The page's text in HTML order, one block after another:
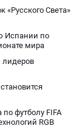
Света»
Испании по
мира
лидеров
футболу FIFA
RGB